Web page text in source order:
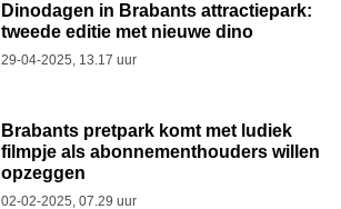
Dinodagen in Brabants attractiepark:
tweede editie met nieuwe dino
29-04-2025, 13.17 uur
Brabants pretpark komt met ludiek
filmpje als abonnementhouders willen
opzeggen
02-02-2025, 07.29 uur